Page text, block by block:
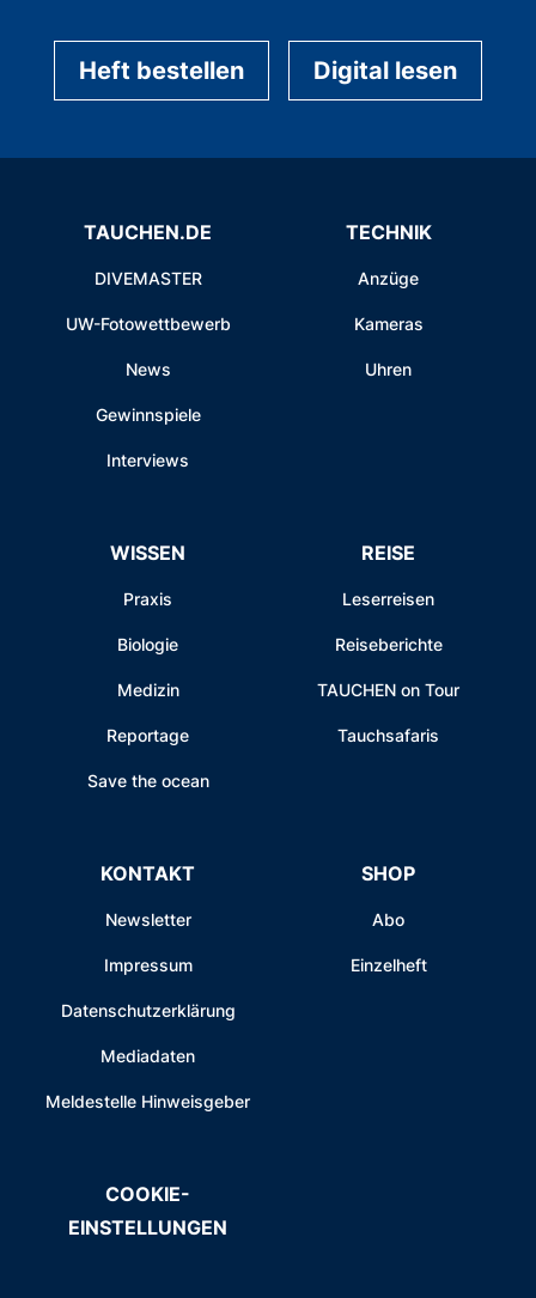
Heft bestellen Digital lesen
TAUCHEN.DE
DIVEMASTER
UW-Fotowettbewerb
News
Gewinnspiele
Interviews
TECHNIK
Anzüge
Kameras
Uhren
WISSEN
Praxis
Biologie
Medizin
Reportage
Save the ocean
REISE
Leserreisen
Reiseberichte
TAUCHEN on Tour
Tauchsafaris
KONTAKT
Newsletter
Impressum
Datenschutzerklärung
Mediadaten
Meldestelle Hinweisgeber
SHOP
Abo
Einzelheft
COOKIE-
EINSTELLUNGEN